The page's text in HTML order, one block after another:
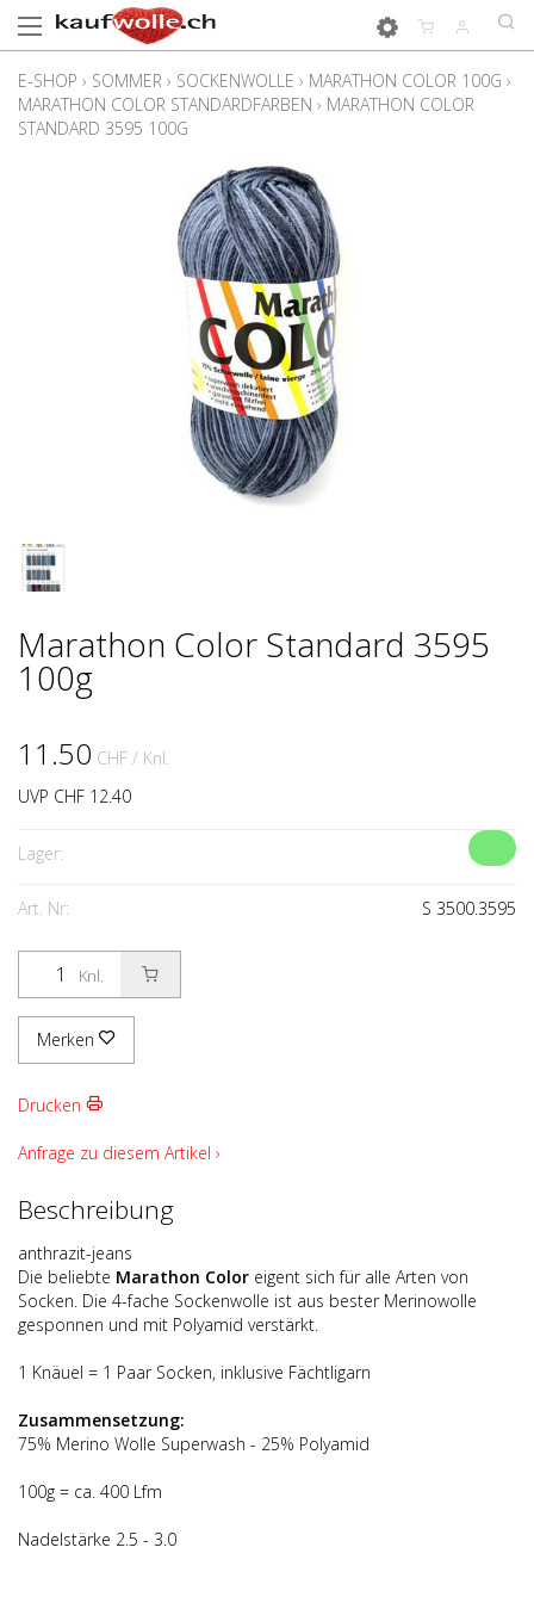
E-SHOP › SOMMER › SOCKENWOLLE › MARATHON COLOR 100G ›
MARATHON COLOR STANDARDFARBEN › MARATHON COLOR
STANDARD 3595 100G
Marathon Color Standard 3595
100g
11.50 CHF / Knl.
UVP CHF 12.40
Lager:
Art. Nr: S 3500.3595
Knl.
Merken
Drucken
Anfrage zu diesem Artikel ›
Beschreibung
anthrazit-jeans
Die beliebte Marathon Color eigent sich für alle Arten von
Socken. Die 4-fache Sockenwolle ist aus bester Merinowolle
gesponnen und mit Polyamid verstärkt.
1 Knäuel = 1 Paar Socken, inklusive Fächtligarn
Zusammensetzung:
75% Merino Wolle Superwash - 25% Polyamid
100g = ca. 400 Lfm
Nadelstärke 2.5 - 3.0